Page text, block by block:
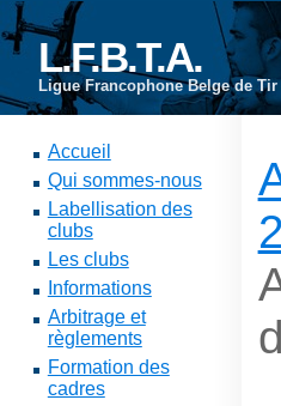
L.F.B.T.A.
Ligue Francophone Belge de Tir
Accueil
Qui sommes-nous
Labellisation des
clubs
Les clubs
Informations
Arbitrage et
règlements
Formation des
cadres